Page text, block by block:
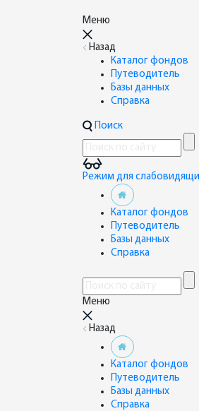
Меню
Назад
Каталог фондов
Путеводитель
Базы данных
Справка
Поиск
Режим для
Каталог фондов
Путеводитель
Базы данных
Справка
Меню
Назад
Каталог фондов
Путеводитель
Базы данных
Справка